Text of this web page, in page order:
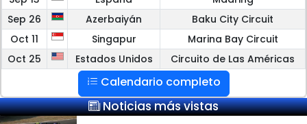
Sep 26
Azerbaiyán
Baku City Circuit
Oct 11
Singapur
Marina Bay Circuit
Oct 25
Estados Unidos Circuito de Las Américas
Calendario completo
Noticias más vistas